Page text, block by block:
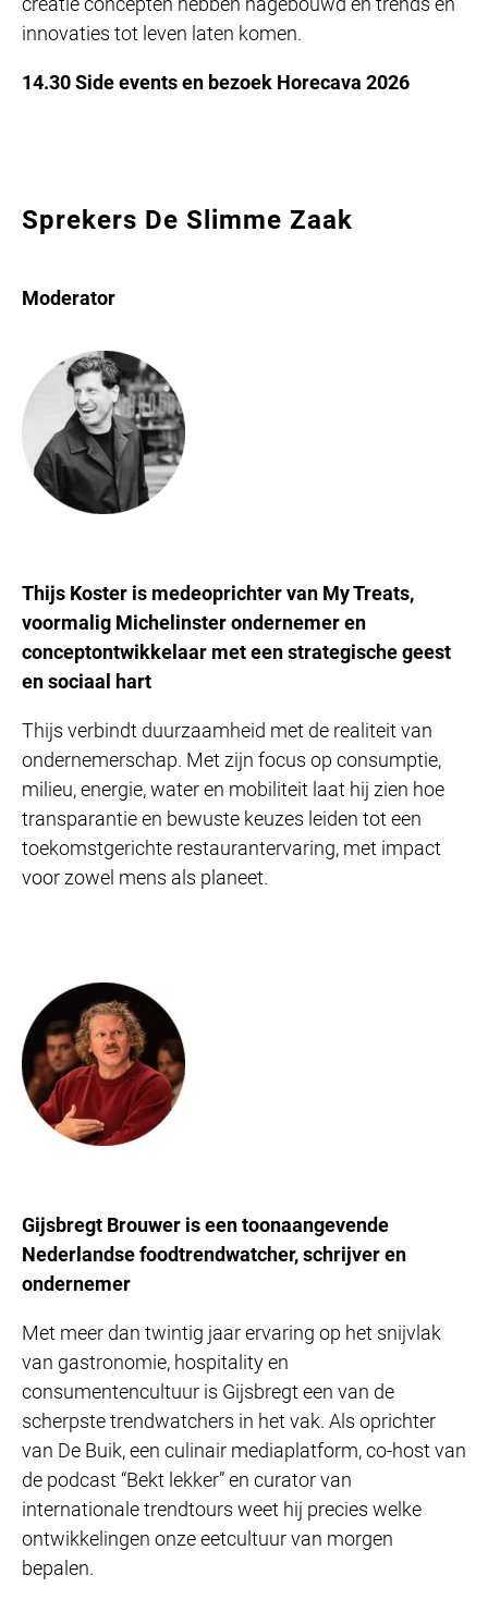
innovaties tot leven laten komen.
14.30 Side events en bezoek Horecava 2026
Sprekers De Slimme Zaak
Moderator
Thijs Koster is medeoprichter van My Treats,
voormalig Michelinster ondernemer en
conceptontwikkelaar met een strategische geest
en sociaal hart
Thijs verbindt duurzaamheid met de realiteit van
ondernemerschap. Met zijn focus op consumptie,
milieu, energie, water en mobiliteit laat hij zien hoe
transparantie en bewuste keuzes leiden tot een
toekomstgerichte restaurantervaring, met impact
voor zowel mens als planeet.
Gijsbregt Brouwer is een toonaangevende
Nederlandse foodtrendwatcher, schrijver en
ondernemer
Met meer dan twintig jaar ervaring op het snijvlak
van gastronomie, hospitality en
consumentencultuur is Gijsbregt een van de
scherpste trendwatchers in het vak. Als oprichter
van De Buik, een culinair mediaplatform, co-host van
de podcast “Bekt lekker” en curator van
internationale trendtours weet hij precies welke
ontwikkelingen onze eetcultuur van morgen
bepalen.